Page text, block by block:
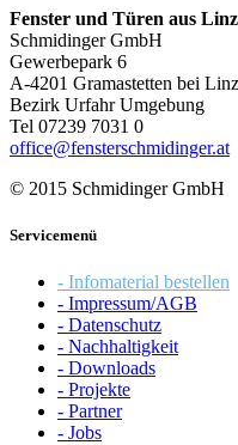
Fenster und Türen aus
Schmidinger GmbH
Gewerbepark 6
A-4201 Gramastetten bei Linz
Bezirk Urfahr Umgebung
Tel 07239 7031 0
office@fensterschmidinger.at
© 2015 Schmidinger GmbH
Servicemenü
- Infomaterial bestellen
- Impressum/AGB
- Datenschutz
- Nachhaltigkeit
- Downloads
- Projekte
- Partner
- Jobs